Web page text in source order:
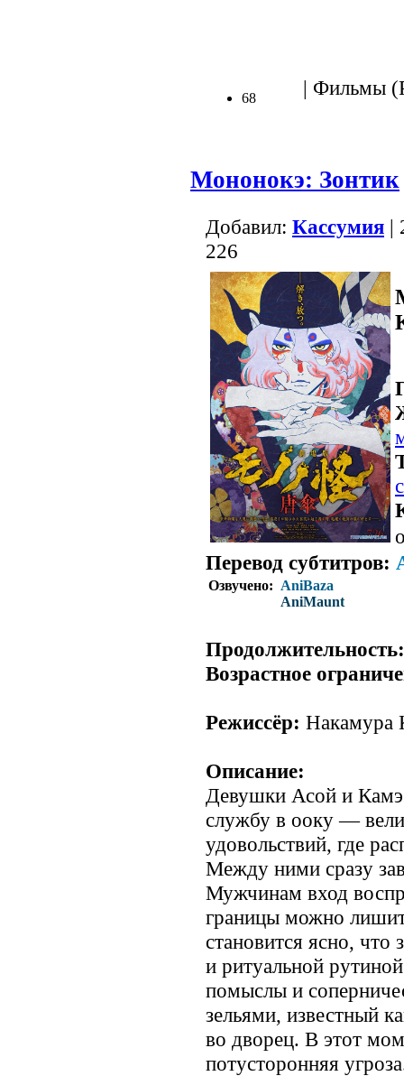
68 | Фильмы
Мононокэ: Зонтик
Добавил: Кассумия |
226
Перевод субтитров:
Озвучено: AniBaza
AniMaunt
Продолжительность:
Возрастное
Режиссёр: Накамура
Описание:
Девушки Асой и
службу в ооку —
удовольствий, где
Между ними сразу
Мужчинам вход
границы можно
становится ясно,
и ритуальной
помыслы и
зельями, известный
во дворец. В этот
потусторонняя